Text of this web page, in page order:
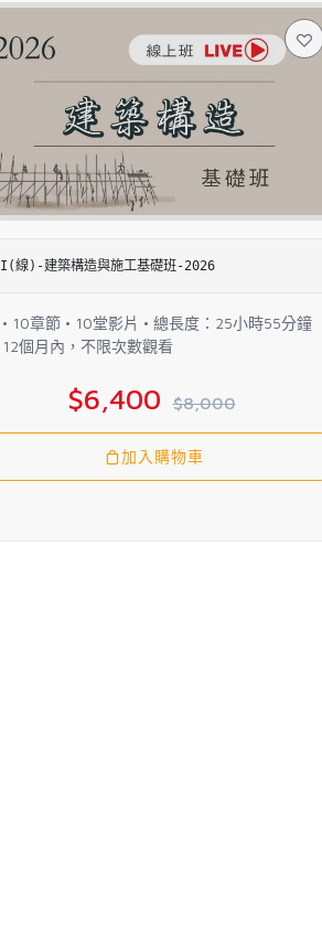
I(線)-建築構造與施工基礎班-2026
• 10章節 • 10堂影片 • 總長度：25小時55分鐘
12個月內，不限次數觀看
$6,400 $8,000
加入購物車